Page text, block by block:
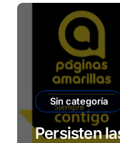
Sin categoría
Persisten